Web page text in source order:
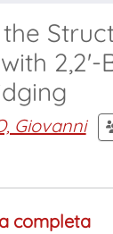
Giovanni
completa